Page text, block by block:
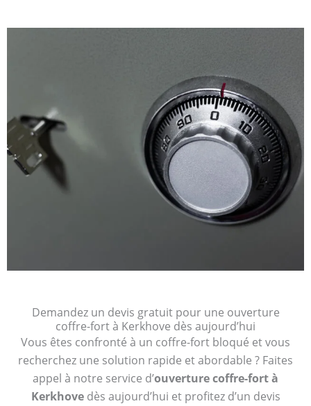
Demandez un devis gratuit pour une ouverture
coffre-fort à Kerkhove dès aujourd’hui
Vous êtes confronté à un coffre-fort bloqué et vous
recherchez une solution rapide et abordable ? Faites
appel à notre service d’ouverture coffre-fort à
Kerkhovedès aujourd’hui et profitez d’un devis